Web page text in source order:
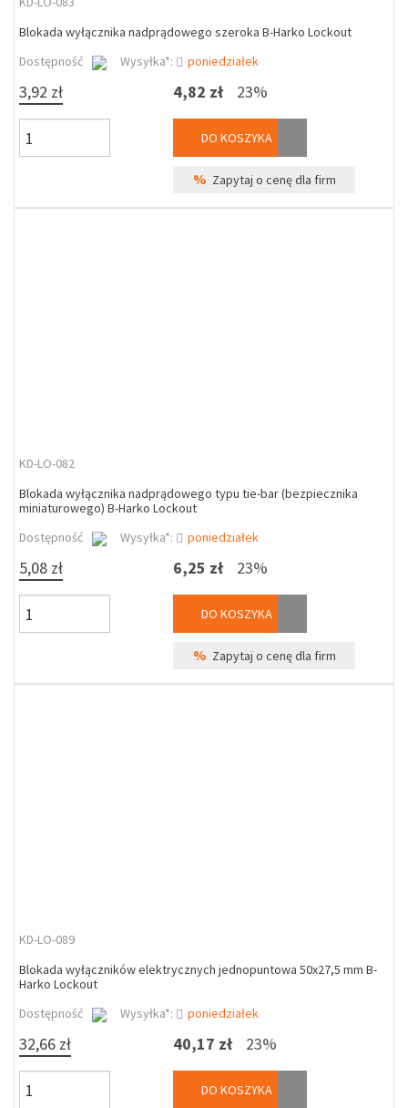
Blokada wyłącznika nadprądowego szeroka B-Harko Lockout
Dostępność
Wysyłka*: poniedziałek
3,92 zł 4,82 zł 23%
DO KOSZYKA
% Zapytaj o cenę dla firm
KD-LO-082
Blokada wyłącznika nadprądowego typu tie-bar (bezpiecznika
miniaturowego) B-Harko Lockout
Dostępność
Wysyłka*: poniedziałek
5,08 zł 6,25 zł 23%
DO KOSZYKA
% Zapytaj o cenę dla firm
KD-LO-089
Blokada wyłączników elektrycznych jednopuntowa 50x27,5 mm B-
Harko Lockout
Dostępność
Wysyłka*: poniedziałek
32,66 zł 40,17 zł 23%
DO KOSZYKA